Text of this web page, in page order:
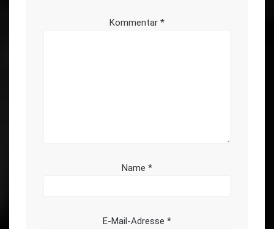
Kommentar *
Name *
E-Mail-Adresse *